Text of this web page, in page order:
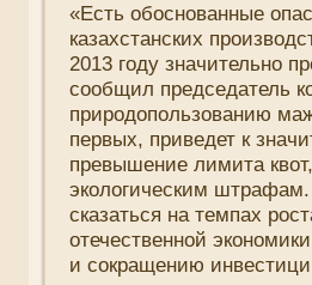
«Есть обоснованные
казахстанских
2013 году значительно
сообщил председатель
природопользовани­ю
первых, приведет к
превышени­е лимита
экологическим
сказаться на темпах
отечественной
и сокращени­ю